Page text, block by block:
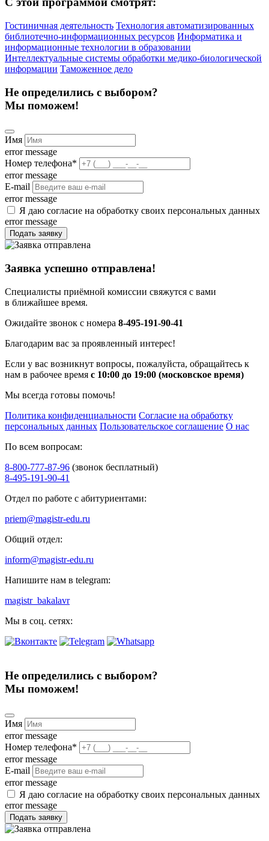
Гостиничная деятельность Технология автоматизированных
библиотечно-информационных ресурсов Информатика и
информационные технологии в образовании
Интеллектуальные системы обработки медико-биологической
информации Таможенное дело
Не определились с выбором?
Мы поможем!
Имя
error message
Номер телефона*
error message
E-mail
error message
Я даю согласие на обработку своих персональных данных
error message
Подать заявку
Заявка успешно отправлена!
Специалисты приёмной комиссии свяжутся с вами
в ближайшее время.
Ожидайте звонок с номера 8-495-191-90-41
Благодарим вас за проявленный интерес!
Если у вас возникнут вопросы, пожалуйста, обращайтесь к
нам в рабочее время с 10:00 до 19:00 (московское время)
Мы всегда готовы помочь!
Политика конфиденциальности Согласие на обработку
персональных данных Пользовательское соглашение О нас
По всем вопросам:
8-800-777-87-96 (звонок бесплатный)
8-495-191-90-41
Отдел по работе с абитуриентами:
priem@magistr-edu.ru
Общий отдел:
inform@magistr-edu.ru
Напишите нам в telegram:
magistr_bakalavr
Мы в соц. сетях:
Не определились с выбором?
Мы поможем!
Имя
error message
Номер телефона*
error message
E-mail
error message
Я даю согласие на обработку своих персональных данных
error message
Подать заявку